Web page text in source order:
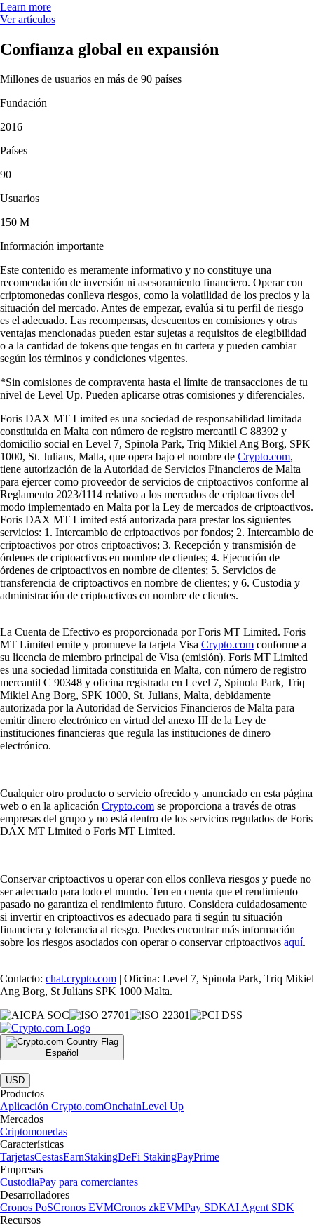
Learn more
Ver artículos
Confianza global en expansión
Millones de usuarios en más de 90 países
Fundación
2016
Países
90
Usuarios
150 M
Información importante
Este contenido es meramente informativo y no constituye una
recomendación de inversión ni asesoramiento financiero. Operar con
criptomonedas conlleva riesgos, como la volatilidad de los precios y la
situación del mercado. Antes de empezar, evalúa si tu perfil de riesgo
es el adecuado. Las recompensas, descuentos en comisiones y otras
ventajas mencionadas pueden estar sujetas a requisitos de elegibilidad
o a la cantidad de tokens que tengas en tu cartera y pueden cambiar
según los términos y condiciones vigentes.
*Sin comisiones de compraventa hasta el límite de transacciones de tu
nivel de Level Up. Pueden aplicarse otras comisiones y diferenciales.
Foris DAX MT Limited es una sociedad de responsabilidad limitada
constituida en Malta con número de registro mercantil C 88392 y
domicilio social en Level 7, Spinola Park, Triq Mikiel Ang Borg, SPK
1000, St. Julians, Malta, que opera bajo el nombre de Crypto.com,
tiene autorización de la Autoridad de Servicios Financieros de Malta
para ejercer como proveedor de servicios de criptoactivos conforme al
Reglamento 2023/1114 relativo a los mercados de criptoactivos del
modo implementado en Malta por la Ley de mercados de criptoactivos.
Foris DAX MT Limited está autorizada para prestar los siguientes
servicios: 1. Intercambio de criptoactivos por fondos; 2. Intercambio de
criptoactivos por otros criptoactivos; 3. Recepción y transmisión de
órdenes de criptoactivos en nombre de clientes; 4. Ejecución de
órdenes de criptoactivos en nombre de clientes; 5. Servicios de
transferencia de criptoactivos en nombre de clientes; y 6. Custodia y
administración de criptoactivos en nombre de clientes.
La Cuenta de Efectivo es proporcionada por Foris MT Limited. Foris
MT Limited emite y promueve la tarjeta Visa Crypto.com conforme a
su licencia de miembro principal de Visa (emisión). Foris MT Limited
es una sociedad limitada constituida en Malta, con número de registro
mercantil C 90348 y oficina registrada en Level 7, Spinola Park, Triq
Mikiel Ang Borg, SPK 1000, St. Julians, Malta, debidamente
autorizada por la Autoridad de Servicios Financieros de Malta para
emitir dinero electrónico en virtud del anexo III de la Ley de
instituciones financieras que regula las instituciones de dinero
electrónico.
Cualquier otro producto o servicio ofrecido y anunciado en esta página
web o en la aplicación Crypto.com se proporciona a través de otras
empresas del grupo y no está dentro de los servicios regulados de Foris
DAX MT Limited o Foris MT Limited.
Conservar criptoactivos u operar con ellos conlleva riesgos y puede no
ser adecuado para todo el mundo. Ten en cuenta que el rendimiento
pasado no garantiza el rendimiento futuro. Considera cuidadosamente
si invertir en criptoactivos es adecuado para ti según tu situación
financiera y tolerancia al riesgo. Puedes encontrar más información
sobre los riesgos asociados con operar o conservar criptoactivos aquí.
Contacto: chat.crypto.com | Oficina: Level 7, Spinola Park, Triq Mikiel
Ang Borg, St Julians SPK 1000 Malta.
Español
|
USD
Productos
Aplicación Crypto.comOnchainLevel Up
Mercados
Criptomonedas
Características
TarjetasCestasEarnStakingDeFi StakingPayPrime
Empresas
CustodiaPay para comerciantes
Desarrolladores
Cronos PoSCronos EVMCronos zkEVMPay SDKAI Agent SDK
Recursos